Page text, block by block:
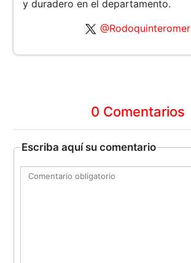
y duradero en el departamento.
@Rodoquinteromer
0 Comentarios
Escriba aquí su comentario